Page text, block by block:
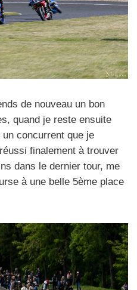
de nouveau un bon
quand je reste ensuite
concurrent que je
finalement à trouver
dans le dernier tour, me
à une belle 5ème place